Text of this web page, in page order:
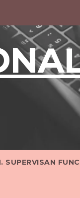
SUPERVISAN